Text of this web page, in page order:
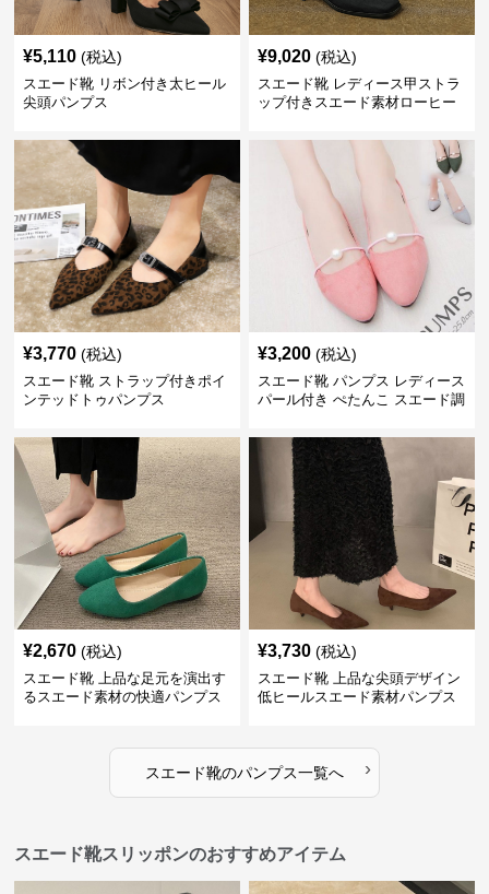
¥5,110 (税込)
スエード靴 リボン付き太ヒール
尖頭パンプス
¥9,020 (税込)
スエード靴 レディース甲ストラ
ップ付きスエード素材ローヒー
¥3,770 (税込)
スエード靴 ストラップ付きポイ
ンテッドトゥパンプス
¥3,200 (税込)
スエード靴 パンプス レディース
パール付き ぺたんこ スエード調
¥2,670 (税込)
スエード靴 上品な足元を演出す
るスエード素材の快適パンプス
¥3,730 (税込)
スエード靴 上品な尖頭デザイン
低ヒールスエード素材パンプス
スエード靴のパンプス一覧へ ›
スエード靴スリッポンのおすすめアイテム